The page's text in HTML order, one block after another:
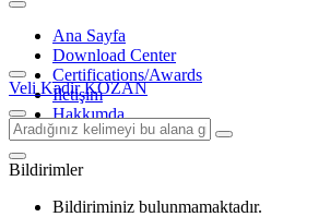
Ana Sayfa
Download Center
Certifications/Awards
İletişim
Hakkımda
Veli Kadir KOZAN
Bildirimler
Bildiriminiz bulunmamaktadır.